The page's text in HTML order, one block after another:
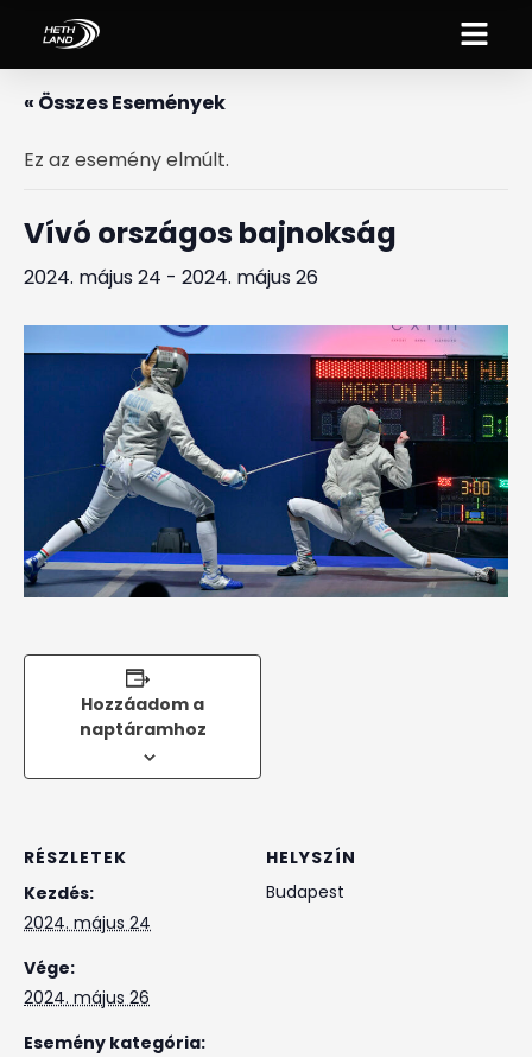
« Összes Események
Ez az esemény elmúlt.
Vívó országos bajnokság
2024. május 24 - 2024. május 26
Hozzáadom a
naptáramhoz
RÉSZLETEK
Kezdés:
2024. május 24
Vége:
2024. május 26
Esemény kategória:
HELYSZÍN
Budapest